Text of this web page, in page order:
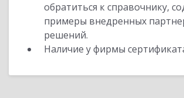
обратиться к справочнику,
примеры внедренных
решений.
Наличие у фирмы